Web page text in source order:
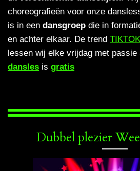
choreografieën voor onze
is in een dansgroep die in
en achter elkaar. De trend TIKTOK
lessen wij elke vrijdag met passie
dansles is gratis
Dubbel plezier